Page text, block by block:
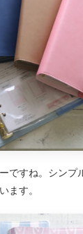
ですね。シンプ
ます。